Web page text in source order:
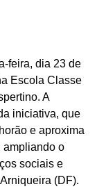
feira, dia 23 de
Escola Classe
A
iniciativa, que
e aproxima
ampliando o
sociais e
(DF).